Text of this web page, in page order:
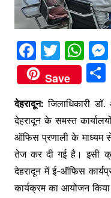
F
a
c
e
b
o
o
k
T
w
itt
er
W
h
at
s
A
p
p
Save
S
देहरादून:जिलाधिकारी
देहरादून के समस्त
ऑफिस प्रणाली के माध्यम से
तेज कर दी गई है। इसी
देहरादून में ई-ऑफिस
कार्यक्रम का आयोजन किया